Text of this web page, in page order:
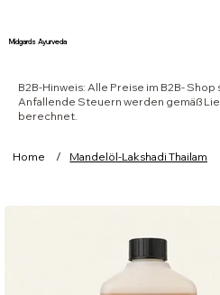
Midgards Ayurveda
Home / Mandelöl-Lakshadi Thailam
B2B-Hinweis: Alle Preise im B2B-
Anfallende Steuern werden gemäß
berechnet.